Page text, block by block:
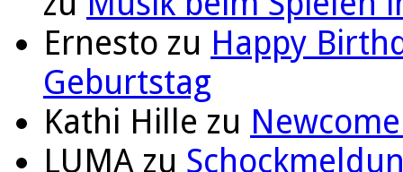
Ernesto zu Happy
Geburtstag
Kathi Hille zu
LUMA zu